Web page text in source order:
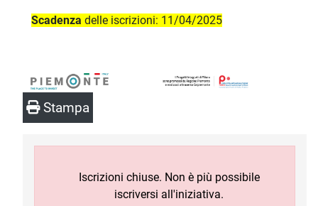
Scadenza delle iscrizioni: 11/04/2025
Stampa
Iscrizioni chiuse. Non è più possibile
iscriversi all'iniziativa.